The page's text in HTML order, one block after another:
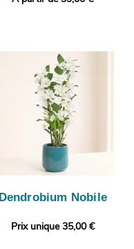
Dendrobium Nobile
Prix unique 35,00 €